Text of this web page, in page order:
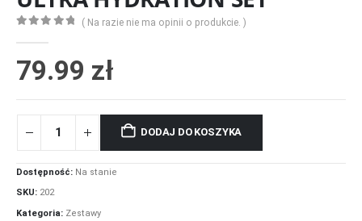
( Na razie nie ma opinii o produkcie. )
79.99 zł
DODAJ DO KOSZYKA
Dostępność: Na stanie
SKU: 202
Kategoria: Zestawy